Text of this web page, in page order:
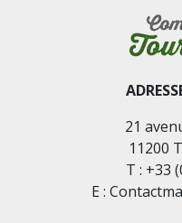
21
11200
T : +33
E :